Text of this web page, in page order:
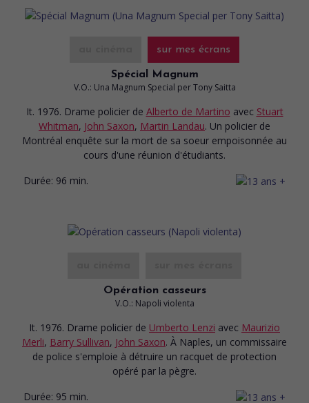
sur mes écrans
Spécial Magnum
V.O.: Una Magnum Special per Tony Saitta
It. 1976. Drame policier de Alberto de Martino avec Stuart
Whitman, John Saxon, Martin Landau. Un policier de
Montréal enquête sur la mort de sa soeur empoisonnée au
cours d'une réunion d'étudiants.
Durée: 96 min.
Opération casseurs
V.O.: Napoli violenta
It. 1976. Drame policier de Umberto Lenzi avec Maurizio
Merli, Barry Sullivan, John Saxon. À Naples, un commissaire
de police s'emploie à détruire un racquet de protection
opéré par la pègre.
Durée: 95 min.